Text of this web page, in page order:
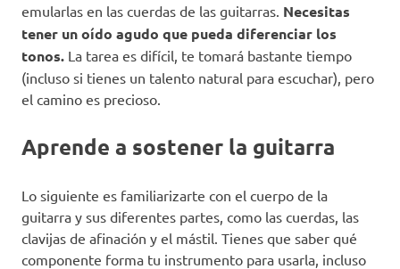
emularlas en las cuerdas de las guitarras. Necesitas
tener un oído agudo que pueda diferenciar los
tonos. La tarea es difícil, te tomará bastante tiempo
(incluso si tienes un talento natural para escuchar), pero
el camino es precioso.
Aprende a sostener la guitarra
Lo siguiente es familiarizarte con el cuerpo de la
guitarra y sus diferentes partes, como las cuerdas, las
clavijas de afinación y el mástil. Tienes que saber qué
componente forma tu instrumento para usarla, incluso